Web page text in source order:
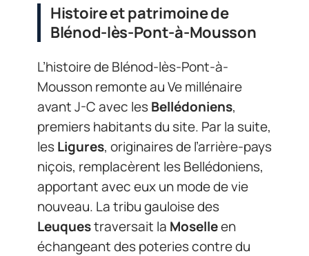
Histoire et patrimoine de
Blénod-lès-Pont-à-Mousson
L’histoire de Blénod-lès-Pont-à-
Mousson remonte au Ve millénaire
avant J-C avec lesBellédoniens,
premiers habitants du site. Par la suite,
lesLigures, originaires de l’arrière-pays
niçois, remplacèrent les Bellédoniens,
apportant avec eux un mode de vie
nouveau. La tribu gauloise des
Leuquestraversait la Moselleen
échangeant des poteries contre du